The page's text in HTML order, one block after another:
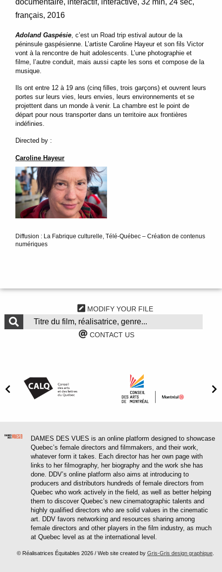
français 2016
Adoland Gaspésie , c’est un Road trip estival autour de la
péninsule gaspésienne. L’artiste Caroline Hayeur et son fils Victor
vont à la rencontre de huit adolescents. L’une photographie et
filme, l’autre conduit, mais aussi capte les sons et compose de la
musique.
Ils ont entre 12 à 19 ans (cinq filles, trois garçons) et ouvrent leurs
portes sur leurs vies, leurs envies, leurs environnements et se
projettent dans un monde à venir. La chambre est le point de
départ pour nous transporter dans un territoire aux frontières
indéfinies.
Directed by :
Caroline Hayeur
Diffusion : La Fabrique culturelle, Télé-Québec – Création de contenus
numériques
MODIFY YOUR FILE
CONTACT US
DAMES DES VUES is an online platform designed to showcase
Quebec’s female directors and filmmakers, and their work,
whatever form it takes. Each director has her own page with
links to her filmography, her biography and the work she has
done. DDV’s online platform also aims at introducing to
producers and distributors hundreds of female directors from
Quebec who work actively in the field, as well as better helping
them to discover Quebec’s new cinematographic talents and
highly qualified directors who are solid values in the cinematic
art. DDV favors networking and resources sharing among
female directors and other players in the film industry, as much
at Quebec level as at the international level.
© Réalisatrices Équitables 2026 / Web site created by Gris-Gris design graphique.